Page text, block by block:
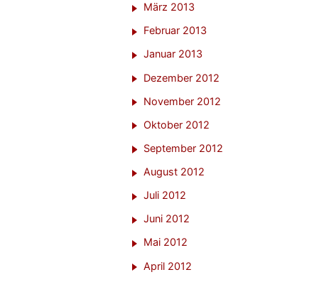
März 2013
Februar 2013
Januar 2013
Dezember 2012
November 2012
Oktober 2012
September 2012
August 2012
Juli 2012
Juni 2012
Mai 2012
April 2012